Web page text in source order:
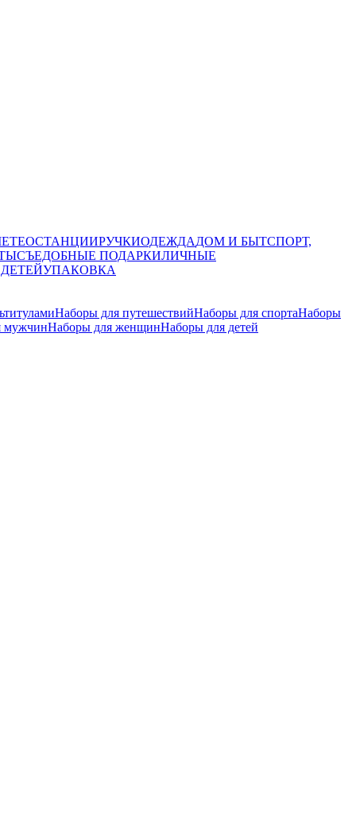
РУЧКИОДЕЖДАДОМ И БЫТСПОРТ,
СЪЕДОБНЫЕ ПОДАРКИЛИЧНЫЕ
УПАКОВКА
Наборы для путешествийНаборы для спортаНаборы
мужчинНаборы для женщинНаборы для детей